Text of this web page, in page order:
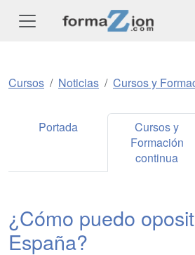
Cursos Noticias Cursos y
Portada
Cursos y
Formación
continua
¿Cómo puedo
España?